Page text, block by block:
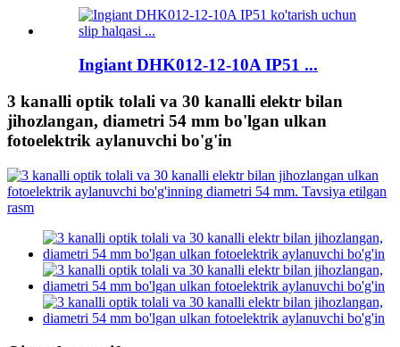
Ingiant DHK012-12-10A IP51 ...
3 kanalli optik tolali va 30 kanalli elektr bilan
jihozlangan, diametri 54 mm bo'lgan ulkan
fotoelektrik aylanuvchi bo'g'in